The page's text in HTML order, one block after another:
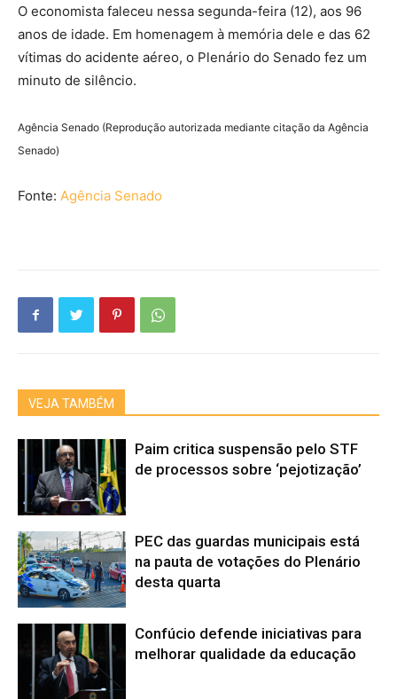
O economista faleceu nessa segunda-feira (12), aos 96
anos de idade. Em homenagem à memória dele e das 62
vítimas do acidente aéreo, o Plenário do Senado fez um
minuto de silêncio.
Agência Senado (Reprodução autorizada mediante citação da Agência
Senado)
Fonte: Agência Senado
VEJA TAMBÉM
Paim critica suspensão pelo STF
de processos sobre ‘pejotização’
PEC das guardas municipais está
na pauta de votações do Plenário
desta quarta
Confúcio defende iniciativas para
melhorar qualidade da educação